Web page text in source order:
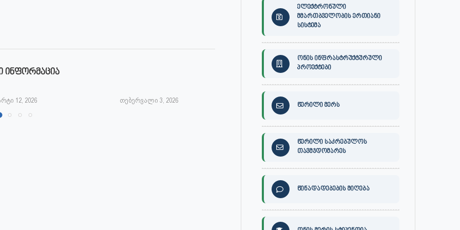
ᲘᲜᲤᲝᲠᲛᲐᲪᲘᲐ
12, 2026 თებერვალი 3, 2026 თებერვალი 3, 2026
ელექტრონული
მმართბველობის ერთიანი
სისტემა
ონის ინფრასტრუქტურული
პროექტები
წერილი მერს
წერილი საკრებულოს
თავმჯდომარეს
წინადადებების მიღება